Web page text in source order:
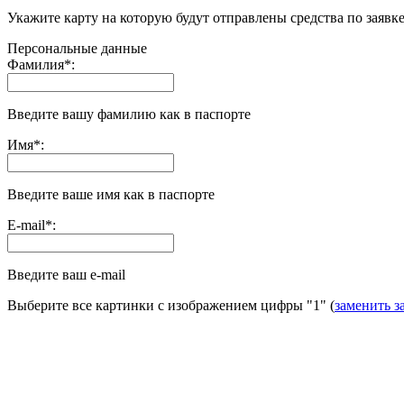
Укажите карту на которую будут отправлены средства по заявке
Персональные данные
Фамилия*:
Введите вашу фамилию как в паспорте
Имя*:
Введите ваше имя как в паспорте
E-mail*:
Введите ваш e-mail
Выберите все картинки с изображением цифры "1" (заменить